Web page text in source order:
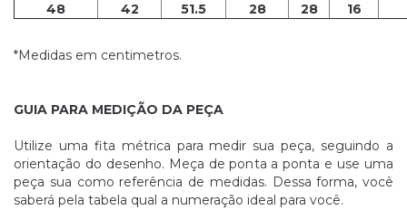
48
42 51.5 28 28 16
*Medidas em centimetros.
GUIA PARA MEDIÇÃO DA PEÇA
Utilize uma fita métrica para medir sua peça, seguindo a
orientação do desenho. Meça de ponta a ponta e use uma
peça sua como referência de medidas. Dessa forma, você
saberá pela tabela qual a numeração ideal para você.